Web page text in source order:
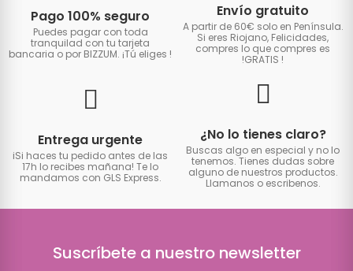
Pago 100% seguro
Puedes pagar con toda
tranquilad con tu tarjeta
bancaria o por BIZZUM. ¡Tú eliges !
Envío gratuito
A partir de 60€ solo en Península.
Si eres Riojano, Felicidades,
compres lo que compres es
!GRATIS !
Entrega urgente
iSi haces tu pedido antes de las
17h lo recibes mañana! Te lo
mandamos con GLS Express.
¿No lo tienes claro?
Buscas algo en especial y no lo
tenemos. Tienes dudas sobre
alguno de nuestros productos.
Llamanos o escribenos.
Suscríbete a nuestro newsletter